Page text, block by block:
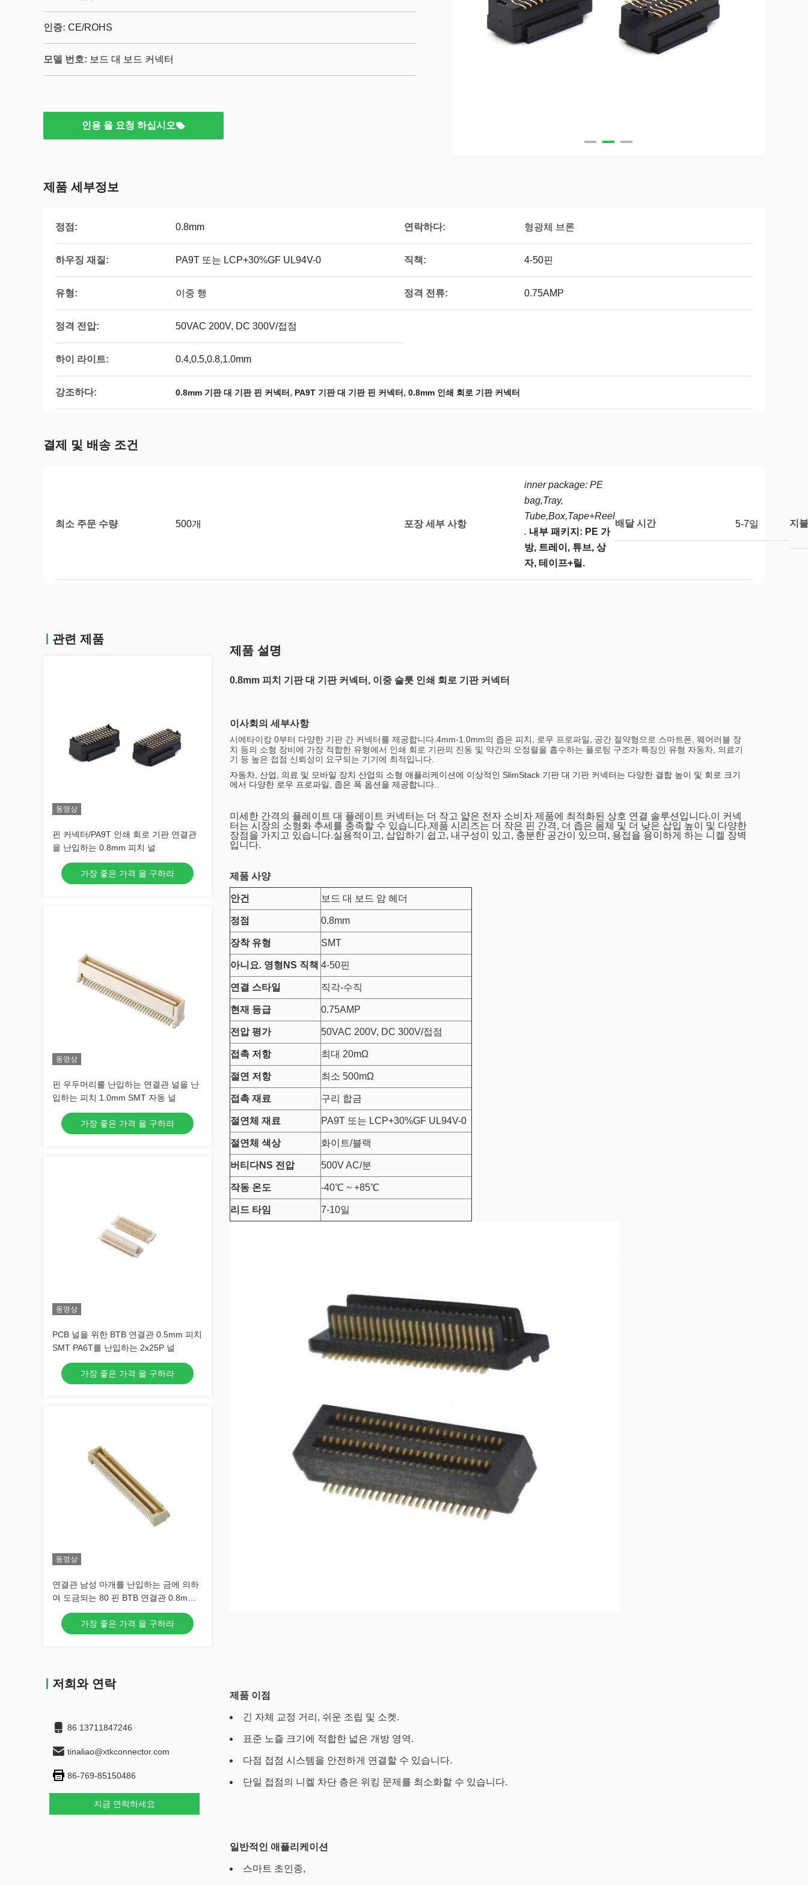
인증: CE/ROHS
모델 번호: 보드 대 보드 커넥터
인용 을 요청 하십시오
제품 세부정보
정점: 0.8mm 연락하다: 형광체 브론
하우징 재질: PA9T 또는 LCP+30%GF UL94V-0 직책: 4-50핀
유형: 이중 행 정격 전류: 0.75AMP
정격 전압: 50VAC 200V, DC 300V/접점
하이 라이트: 0.4,0.5,0.8,1.0mm
강조하다: 0.8mm 기판 대 기판 핀 커넥터 , PA9T 기판 대 기판 핀 커넥터 , 0.8mm 인쇄 회로 기판 커넥터
결제 및 배송 조건
최소 주문 수량 500개 포장 세부 사항
inner package: PE
bag,Tray,
Tube,Box,Tape+Reel
. 내부 패키지: PE 가
방, 트레이, 튜브, 상
자, 테이프+릴.
배달 시간 5-7일 지
관련 제품
동영상
핀 커넥터/PA9T 인쇄 회로 기판 연결관
을 난입하는 0.8mm 피치 널
가장 좋은 가격 을 구하라
동영상
핀 우두머리를 난입하는 연결관 널을 난
입하는 피치 1.0mm SMT 자동 널
가장 좋은 가격 을 구하라
동영상
PCB 널을 위한 BTB 연결관 0.5mm 피치
SMT PA6T를 난입하는 2x25P 널
가장 좋은 가격 을 구하라
동영상
연결관 남성 마개를 난입하는 금에 의하
여 도금되는 80 핀 BTB 연결관 0.8mm
피치 SMT 널
가장 좋은 가격 을 구하라
저희와 연락
86 13711847246
tinaliao@xtkconnector.com
86-769-85150486
지금 연락하세요
제품 설명
0.8mm 피치 기판 대 기판 커넥터, 이중 슬롯 인쇄 회로 기판 커넥터
이사회의 세부사항
시에타이캉 0부터 다양한 기판 간 커넥터를 제공합니다. 4mm-1.0mm의 좁은 피치, 로우 프로파일, 공간 절약형으로 스마트폰, 웨어러블 장
치 등의 소형 장비에 가장 적합한 유형에서 인쇄 회로 기판의 진동 및 약간의 오정렬을 흡수하는 플로팅 구조가 특징인 유형 자동차, 의료기
기 등 높은 접점 신뢰성이 요구되는 기기에 최적입니다.
자동차, 산업, 의료 및 모바일 장치 산업의 소형 애플리케이션에 이상적인 SlimStack 기판 대 기판 커넥터는 다양한 결합 높이 및 회로 크기
에서 다양한 로우 프로파일, 좁은 폭 옵션을 제공합니다.
미세한 간격의 플레이트 대 플레이트 커넥터는 더 작고 얇은 전자 소비자 제품에 최적화된 상호 연결 솔루션입니다.이 커넥
터는 시장의 소형화 추세를 충족할 수 있습니다.제품 시리즈는 더 작은 핀 간격, 더 좁은 몸체 및 더 낮은 삽입 높이 및 다양한
장점을 가지고 있습니다.실용적이고, 삽입하기 쉽고, 내구성이 있고, 충분한 공간이 있으며, 용접을 용이하게 하는 니켈 장벽
입니다.
제품 사양
안건 보드 대 보드 암 헤더
정점 0.8mm
장착 유형 SMT
아니요. 영형 NS 직책 4-50핀
연결 스타일 직각-수직
현재 등급 0.75AMP
전압평가 50VAC 200V, DC 300V/접점
접촉 저항 최대 20mΩ
절연 저항 최소 500mΩ
접촉 재료 구리 합금
절연체 재료 PA9T 또는 LCP+30%GF UL94V-0
절연체 색상 화이트/블랙
버티다NS 전압 500V AC/분
작동 온도 -40℃ ~ +85℃
리드 타임 7-10일
제품 이점
긴 자체 교정 거리, 쉬운 조립 및 소켓.
표준 노즐 크기에 적합한 넓은 개방 영역.
다점 접점 시스템을 안전하게 연결할 수 있습니다.
단일 접점의 니켈 차단 층은 위킹 문제를 최소화할 수 있습니다.
일반적인 애플리케이션
스마트 초인종,